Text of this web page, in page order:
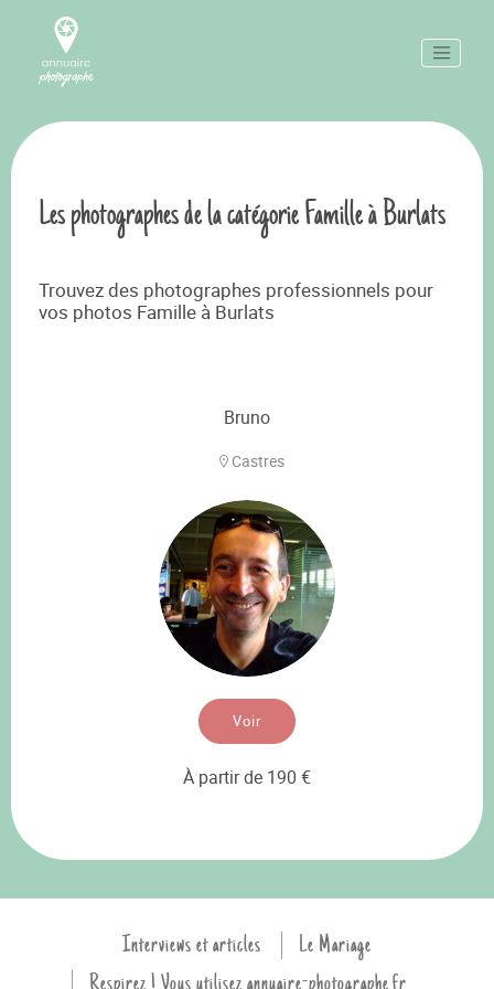
Les photographes de la catégorie Famille à Burlats
Trouvez des photographes professionnels pour
vos photos Famille à Burlats
Bruno
Castres
Voir
À partir de 190 €
Interviews et articles
Le Mariage